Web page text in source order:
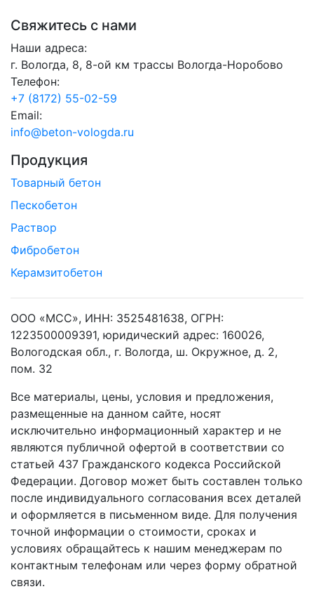
Свяжитесь с нами
Наши адреса:
г. Вологда, 8, 8-ой км трассы Вологда-Норобово
Телефон:
+7 (8172) 55-02-59
Email:
info@beton-vologda.ru
Продукция
Товарный бетон
Пескобетон
Раствор
Фибробетон
Керамзитобетон
ООО «МСС», ИНН: 3525481638, ОГРН:
1223500009391, юридический адрес: 160026,
Вологодская обл., г. Вологда, ш. Окружное, д. 2,
пом. 32
Все материалы, цены, условия и предложения,
размещенные на данном сайте, носят
исключительно информационный характер и не
являются публичной офертой в соответствии со
статьей 437 Гражданского кодекса Российской
Федерации. Договор может быть составлен только
после индивидуального согласования всех деталей
и оформляется в письменном виде. Для получения
точной информации о стоимости, сроках и
условиях обращайтесь к нашим менеджерам по
контактным телефонам или через форму обратной
связи.